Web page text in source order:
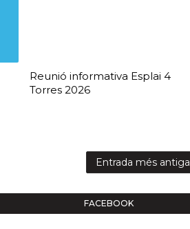
Reunió informativa Esplai 4
Torres 2026
Entrada més antiga
FACEBOOK